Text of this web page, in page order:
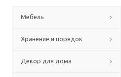
Мебель
Хранение и порядок
Декор для дома